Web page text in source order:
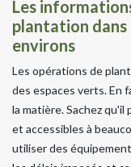
Les
plantation dans
environs
Les opérations de
des espaces verts. En
la matière. Sachez
et accessibles à
utiliser des